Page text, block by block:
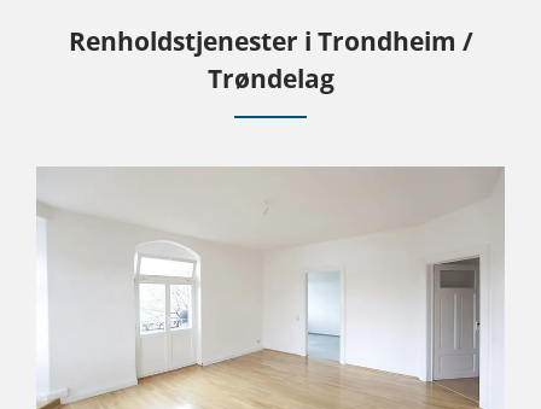
Renholdstjenester i Trondheim /
Trøndelag